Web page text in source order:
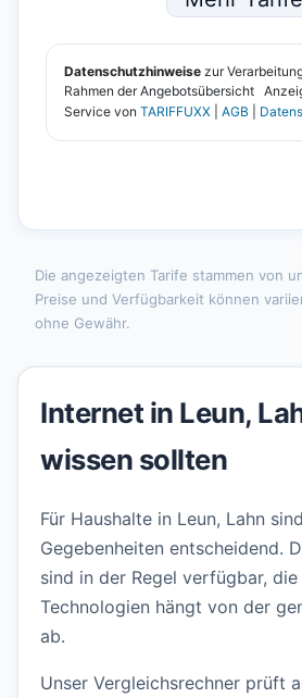
Die angezeigten Tarife stammen von
Preise und Verfügbarkeit können
ohne Gewähr.
Internet in Leun,
wissen sollten
Für Haushalte in Leun, Lahn
Gegebenheiten entscheidend.
sind in der Regel verfügbar, die
Technologien hängt von der
ab.
Unser Vergleichsrechner prüft